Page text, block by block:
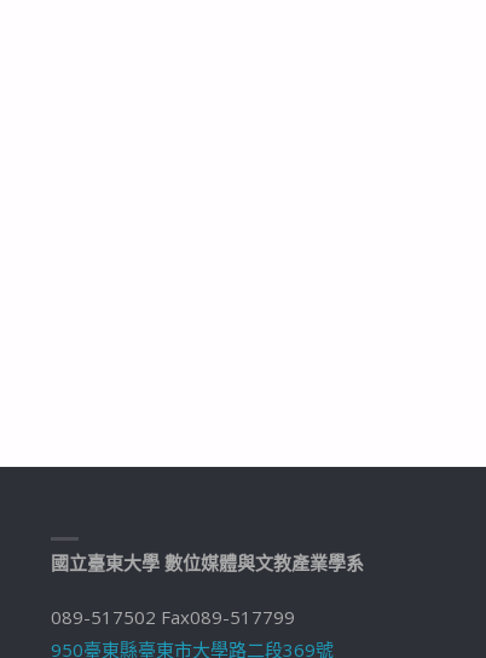
國立臺東大學 數位媒體與文教產業學系
089-517502 Fax089-517799
950臺東縣臺東市大學路二段369號